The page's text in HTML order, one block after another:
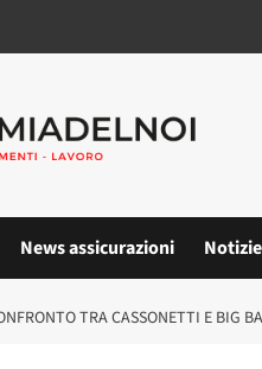
News assicurazioni
TRA CASSONETTI E BIG